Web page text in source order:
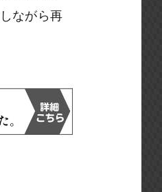
ながら再